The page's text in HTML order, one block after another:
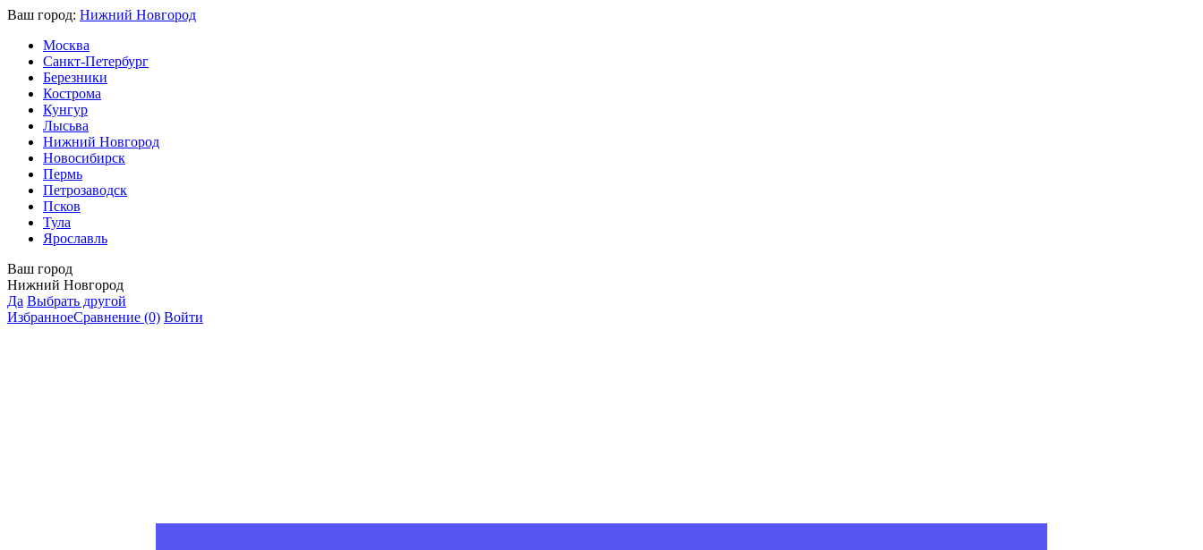
Ваш город: Нижний Новгород
Москва
Санкт-Петербург
Березники
Кострома
Кунгур
Лысьва
Нижний Новгород
Новосибирск
Пермь
Петрозаводск
Псков
Тула
Ярославль
Ваш город
Нижний Новгород
Да Выбрать другой
ИзбранноеСравнение (0) Войти